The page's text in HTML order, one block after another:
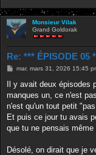
Monsieur Vilak
Grand Goldorak
Re: *** ÉPISODE 05
M
s
s
a
g
mar. mars 31, 2026 15:45
Il y avait deux épisodes
manques un, ce n'est
n'est qu'un tout petit "pas
Et puis ce jour tu avais
que tu ne pensais même
Désolé, on dirait que je